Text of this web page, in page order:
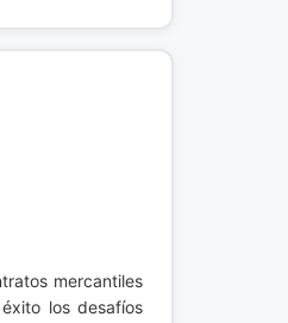
mercantiles
los desafíos